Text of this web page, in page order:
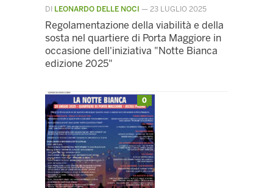
DI LEONARDO DELLE NOCI — 23 LUGLIO 2025
Regolamentazione della viabilità e della
sosta nel quartiere di Porta Maggiore in
occasione dell'iniziativa "Notte Bianca
edizione 2025"
0